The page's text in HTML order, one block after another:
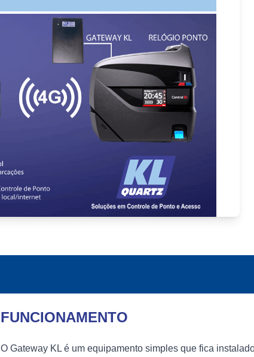
FUNCIONAMENTO
O Gateway KL é um equipamento simples que fica